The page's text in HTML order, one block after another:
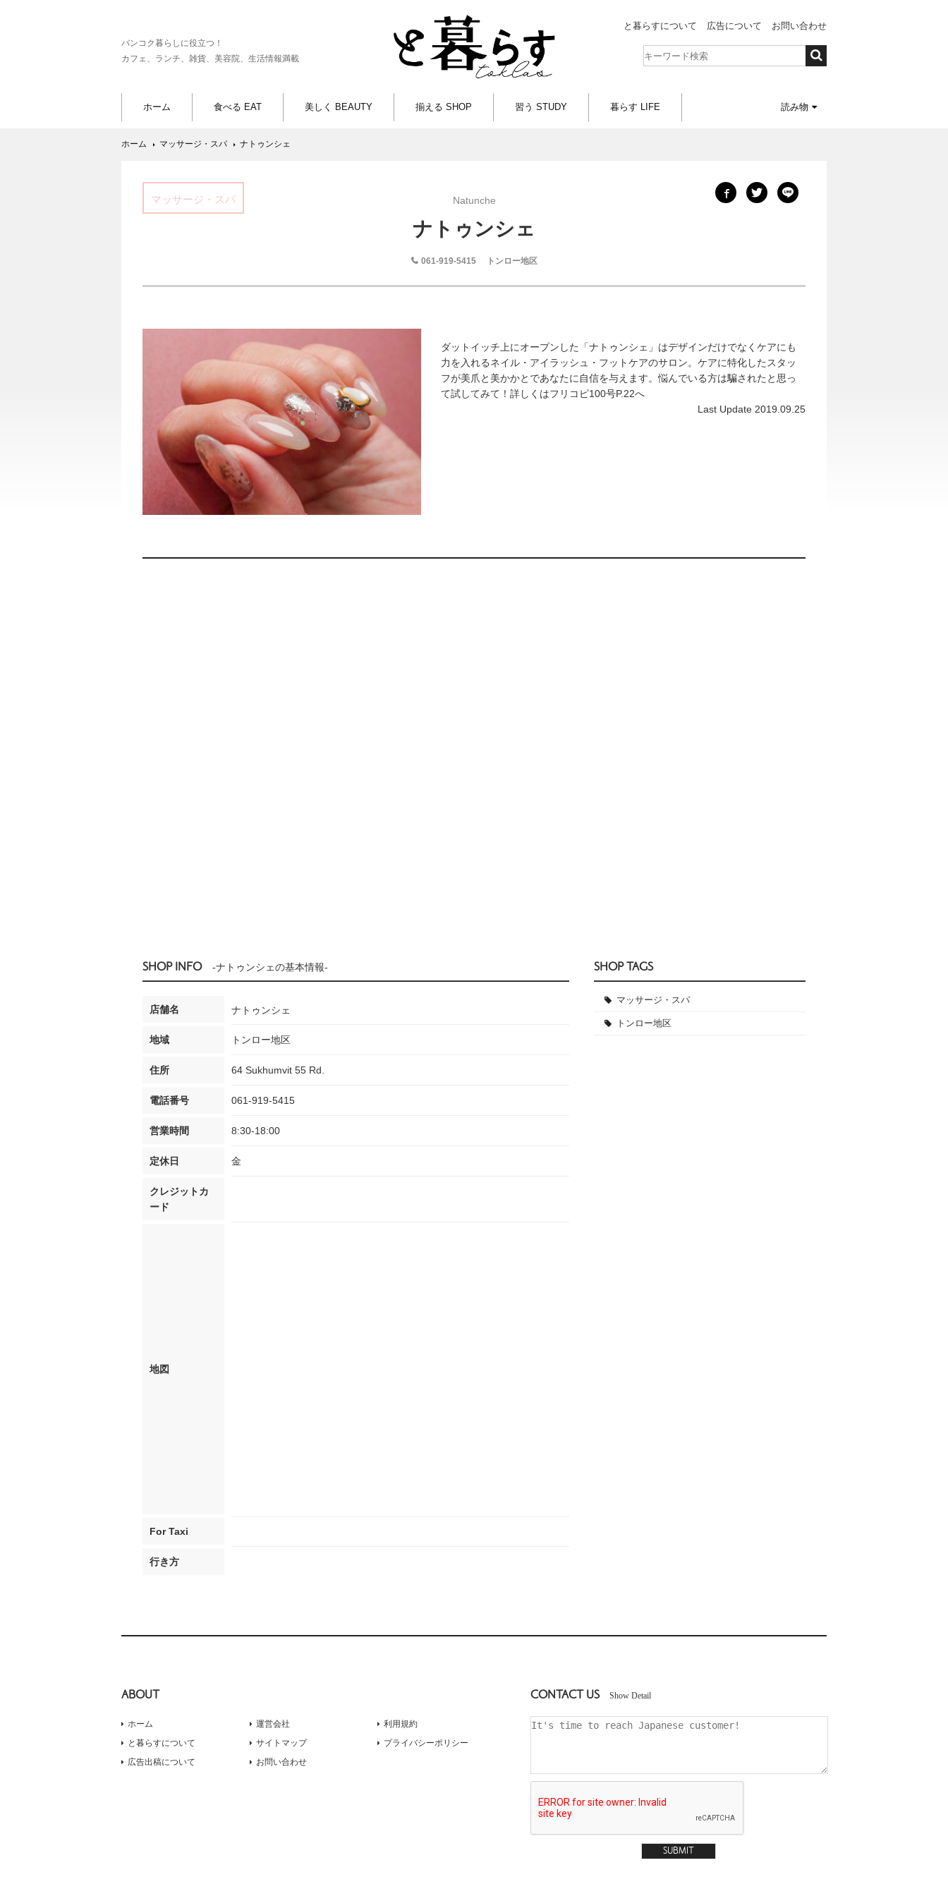
バンコク暮らしに役立つ！
カフェ、ランチ、雑貨、美容院、生活情報満載
と暮らすについて 広告について お問い合わせ
ホーム 食べる EAT 美しく BEAUTY 揃える SHOP 習う STUDY 暮らす LIFE 読み物
ホーム マッサージ・スパ ナトゥンシェ
マッサージ・スパ Natunche
ナトゥンシェ
061-919-5415 トンロー地区
ダットイッチ上にオープンした「ナトゥンシェ」はデザインだけでなくケアにも
力を入れるネイル・アイラッシュ・フットケアのサロン。ケアに特化したスタッ
フが美爪と美かかとであなたに自信を与えます。悩んでいる方は騙されたと思っ
て試してみて！詳しくはフリコピ100号P.22へ
Last Update 2019.09.25
SHOP INFO -ナトゥンシェの基本情報-
店舗名 ナトゥンシェ
地域 トンロー地区
住所 64 Sukhumvit 55 Rd.
電話番号 061-919-5415
営業時間 8:30-18:00
定休日 金
クレジットカ
ード
地図
For Taxi
行き方
SHOP TAGS
マッサージ・スパ
トンロー地区
ABOUT
ホーム
と暮らすについて
広告出稿について
運営会社
サイトマップ
お問い合わせ
利用規約
プライバシーポリシー
CONTACT US Show Detail